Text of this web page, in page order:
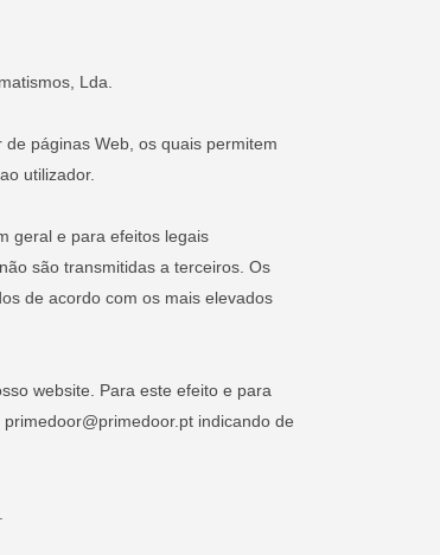
Lda.
páginas Web, os quais permitem
utilizador.
geral e para efeitos legais
são transmitidas a terceiros. Os
de acordo com os mais elevados
website. Para este efeito e para
indicando de